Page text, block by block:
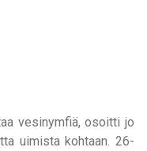
vesinymfiä, osoitti jo
uimista kohtaan. 26-